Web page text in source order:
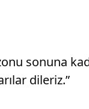
sonuna
dileriz.”